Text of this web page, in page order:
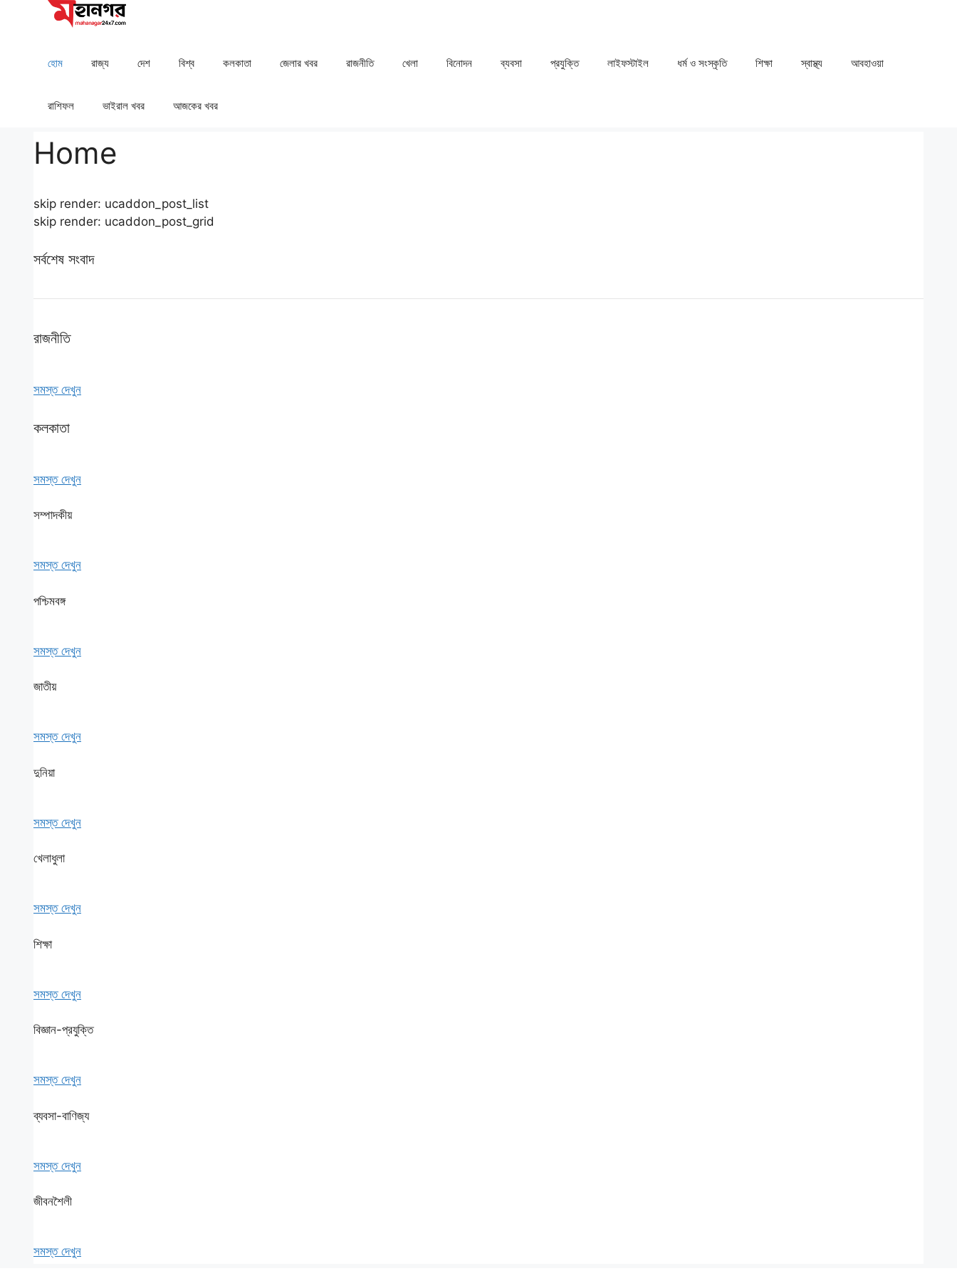
হোম রাজ্য দেশ ⁠বিশ্ব কলকাতা ⁠⁠জেলার খবর রাজনীতি খেলা ⁠বিনোদন ব্যবসা প্রযুক্তি লাইফস্টাইল ধর্ম ও সংস্কৃতি ⁠⁠শিক্ষা ⁠⁠স্বাস্থ্য ⁠⁠আবহাওয়া
রাশিফল ⁠⁠ভাইরাল খবর আজকের খবর
Home
skip render: ucaddon_post_list
skip render: ucaddon_post_grid
সর্বশেষ সংবাদ
রাজনীতি
সমস্ত দেখুন
কলকাতা
সমস্ত দেখুন
সম্পাদকীয়
সমস্ত দেখুন
পশ্চিমবঙ্গ
সমস্ত দেখুন
জাতীয়
সমস্ত দেখুন
দুনিয়া
সমস্ত দেখুন
খেলাধুলা
সমস্ত দেখুন
শিক্ষা
সমস্ত দেখুন
বিজ্ঞান-প্রযুক্তি
সমস্ত দেখুন
ব্যবসা-বাণিজ্য
সমস্ত দেখুন
জীবনশৈলী
সমস্ত দেখুন